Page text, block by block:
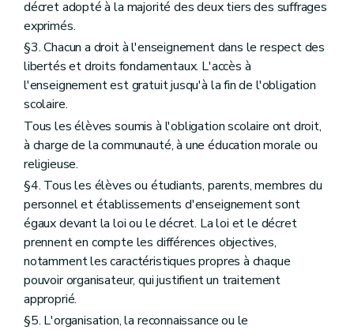
décret adopté à la majorité des deux tiers des suffrages
exprimés.
§3. Chacun a droit à l'enseignement dans le respect des
libertés et droits fondamentaux. L'accès à
l'enseignement est gratuit jusqu'à la fin de l'obligation
scolaire.
Tous les élèves soumis à l'obligation scolaire ont droit,
à charge de la communauté, à une éducation morale ou
religieuse.
§4. Tous les élèves ou étudiants, parents, membres du
personnel et établissements d'enseignement sont
égaux devant la loi ou le décret. La loi et le décret
prennent en compte les différences objectives,
notamment les caractéristiques propres à chaque
pouvoir organisateur, qui justifient un traitement
approprié.
§5. L'organisation, la reconnaissance ou le